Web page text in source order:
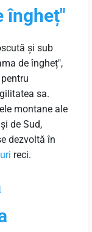
îngheț"
și sub
de îngheț",
sa.
montane ale
de Sud,
dezvoltă în
reci.